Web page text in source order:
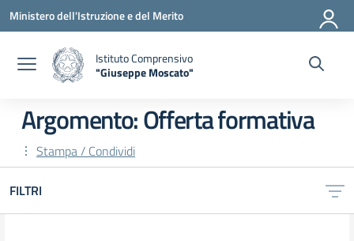
Vai ai contenuti
Vai al menu di navigazione
Vai al footer
Ministero dell'Istruzione e del Merito
Istituto Comprensivo
"Giuseppe Moscato"
Argomento: Offerta formativa
Stampa / Condividi
FILTRI